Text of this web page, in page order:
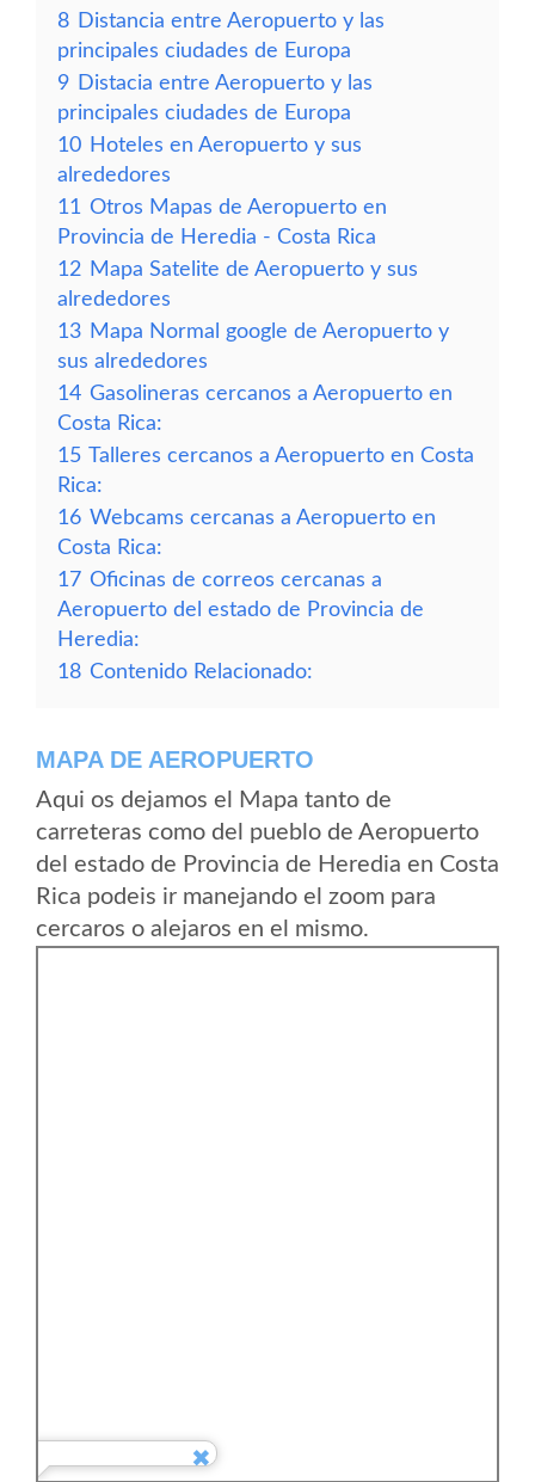
8 Distancia entre Aeropuerto y las
principales ciudades de Europa
9 Distacia entre Aeropuerto y las
principales ciudades de Europa
10 Hoteles en Aeropuerto y sus
alrededores
11 Otros Mapas de Aeropuerto en
Provincia de Heredia - Costa Rica
12 Mapa Satelite de Aeropuerto y sus
alrededores
13 Mapa Normal google de Aeropuerto y
sus alrededores
14 Gasolineras cercanos a Aeropuerto en
Costa Rica:
15 Talleres cercanos a Aeropuerto en Costa
Rica:
16 Webcams cercanas a Aeropuerto en
Costa Rica:
17 Oficinas de correos cercanas a
Aeropuerto del estado de Provincia de
Heredia:
18 Contenido Relacionado:
MAPA DE AEROPUERTO
Aqui os dejamos el Mapa tanto de
carreteras como del pueblo de Aeropuerto
del estado de Provincia de Heredia en Costa
Rica podeis ir manejando el zoom para
cercaros o alejaros en el mismo.